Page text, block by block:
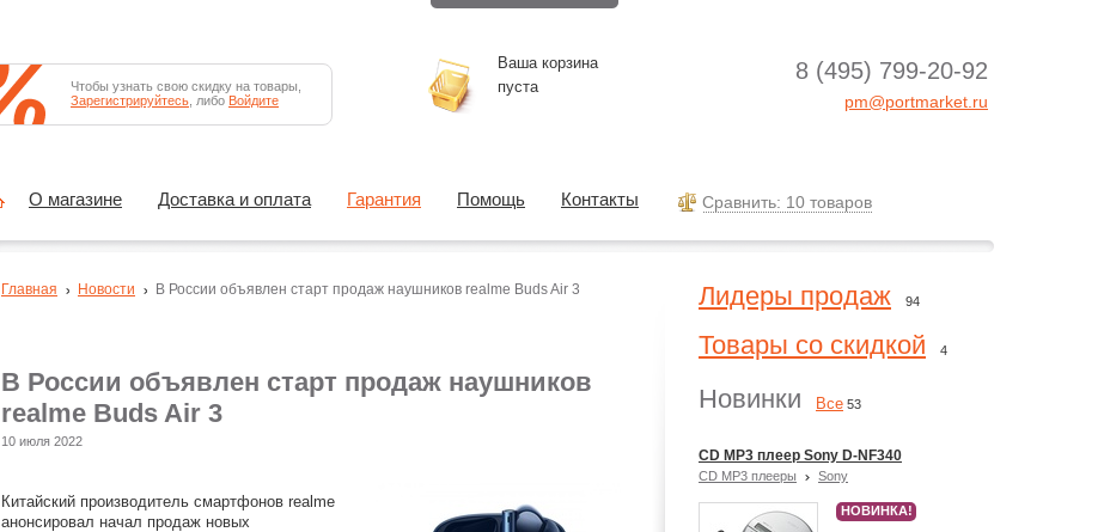
В России объявлен старт продаж наушников
realme Buds Air 3
10 июля 2022
Китайский производитель смартфонов realme
анонсировал начал продаж новых
Главная Новости В России объявлен старт продаж наушников realme Buds Air 3 Лидеры продаж 94
Товары со скидкой 4
Новинки Все 53
CD MP3 плеер Sony D-NF340
CD MP3 плееры Sony
НОВИНКА!
Чтобы узнать свою скидку на товары,
Зарегистрируйтесь , либо Войдите
Ваша корзина
пуста
8 (495) 799-20-92
pm@portmarket.ru
О магазине Доставка и оплата Гарантия Помощь Контакты Cравнить: 10 товаров